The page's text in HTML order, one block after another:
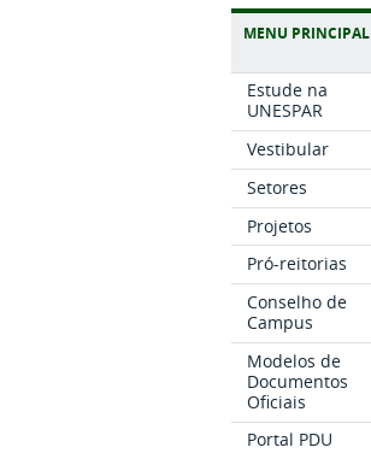
MENU PRINCIPAL
Estude na
UNESPAR
Vestibular
Setores
Projetos
Pró-reitorias
Conselho de
Campus
Modelos de
Documentos
Oficiais
Portal PDU